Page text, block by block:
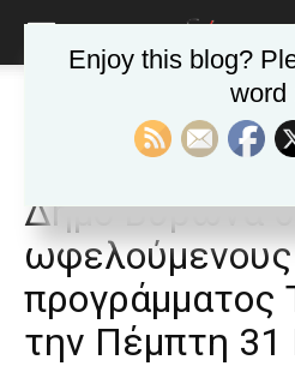
Ανακοινώσεις
Ανακοινώσεις - Δελτία τύπου
Διανομή
Δήμο Βύρωνα
προγράμματος
την Πέμπτη 31
Enjoy this blog?
word